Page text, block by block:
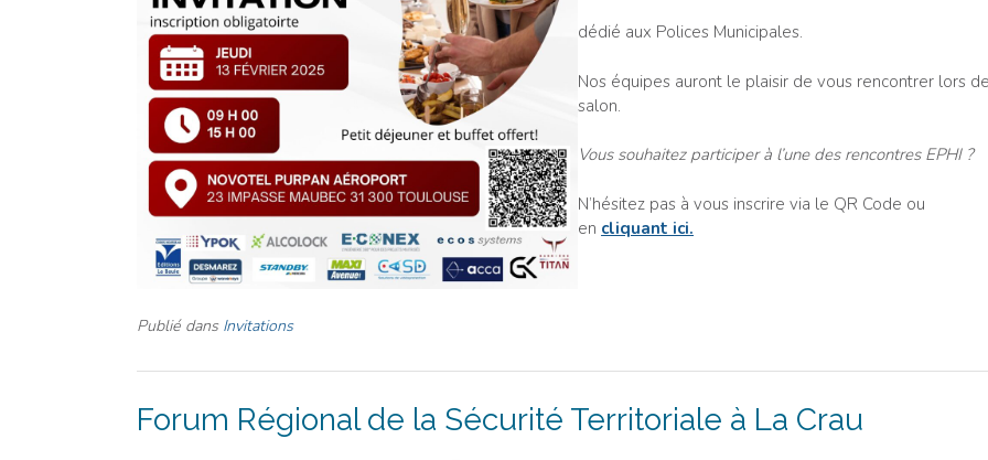
dédié aux Polices Municipales.
Nos équipes auront le plaisir de vous rencontrer lors
salon.
Vous souhaitez participer à l’une des rencontres EPHI ?
N’hésitez pas à vous inscrire via le QR Code ou
en cliquant ici.
Publié dans Invitations
Forum Régional de la Sécurité Territoriale à La Crau